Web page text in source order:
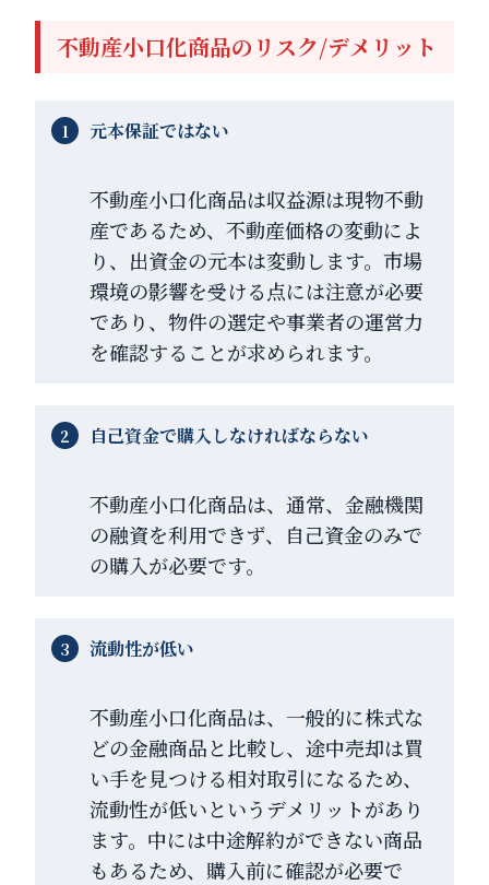
不動産小口化商品のリスク/デメリット
元本保証ではない
不動産小口化商品は収益源は現物不動
産であるため、不動産価格の変動によ
り、出資金の元本は変動します。市場
環境の影響を受ける点には注意が必要
であり、物件の選定や事業者の運営力
を確認することが求められます。
自己資金で購入しなければならない
不動産小口化商品は、通常、金融機関
の融資を利用できず、自己資金のみで
の購入が必要です。
流動性が低い
不動産小口化商品は、一般的に株式な
どの金融商品と比較し、途中売却は買
い手を見つける相対取引になるため、
流動性が低いというデメリットがあり
ます。中には中途解約ができない商品
もあるため、購入前に確認が必要で